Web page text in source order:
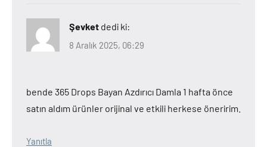
Şevket dedi ki:
8 Aralık 2025, 06:29
bende 365 Drops Bayan Azdırıcı Damla 1 hafta önce
satın aldım ürünler orijinal ve etkili herkese öneririm.
Yanıtla